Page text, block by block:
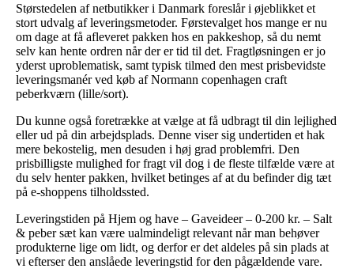
Størstedelen af netbutikker i Danmark foreslår i øjeblikket et
stort udvalg af leveringsmetoder. Førstevalget hos mange er nu
om dage at få afleveret pakken hos en pakkeshop, så du nemt
selv kan hente ordren når der er tid til det. Fragtløsningen er jo
yderst uproblematisk, samt typisk tilmed den mest prisbevidste
leveringsmanér ved køb af Normann copenhagen craft
peberkværn (lille/sort).
Du kunne også foretrække at vælge at få udbragt til din lejlighed
eller ud på din arbejdsplads. Denne viser sig undertiden et hak
mere bekostelig, men desuden i høj grad problemfri. Den
prisbilligste mulighed for fragt vil dog i de fleste tilfælde være at
du selv henter pakken, hvilket betinges af at du befinder dig tæt
på e-shoppens tilholdssted.
Leveringstiden på Hjem og have – Gaveideer – 0-200 kr. – Salt
& peber sæt kan være ualmindeligt relevant når man behøver
produkterne lige om lidt, og derfor er det aldeles på sin plads at
vi efterser den anslåede leveringstid for den pågældende vare.